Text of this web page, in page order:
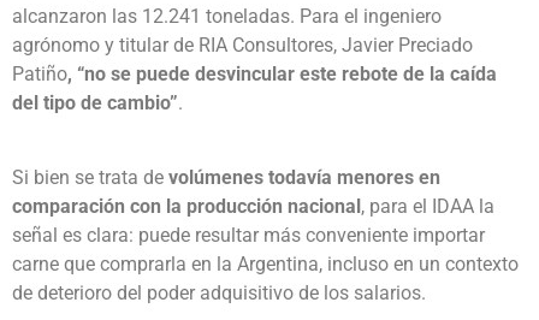
alcanzaron las 12.241 toneladas. Para el ingeniero
agrónomo y titular de RIA Consultores, Javier Preciado
Patiño, “no se puede desvincular este rebote de la caída
del tipo de cambio”.
Si bien se trata de volúmenes todavía menores en
comparación con la producción nacional, para el IDAA la
señal es clara: puede resultar más conveniente importar
carne que comprarla en la Argentina, incluso en un contexto
de deterioro del poder adquisitivo de los salarios.